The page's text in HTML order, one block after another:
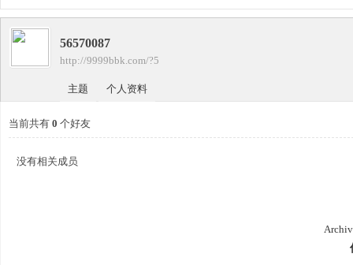
›
56570087
http://9999bbk.com/?5
主题 个人资料
当前共有 0 个好友
没有相关成员